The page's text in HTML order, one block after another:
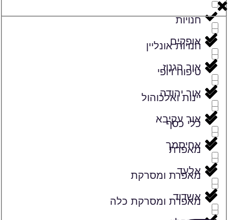
חנויות
חנויות אונליין
טיפוח ויופי
יינות ואלכוהול
כלי כסף
מאפרת
מאפרת ומסרקת
מאפרת ומסרקת כלה
אופקים
אור הגנוז
אור יהודה
אור עקיבא
אחיסמך
אלעד
אשדוד